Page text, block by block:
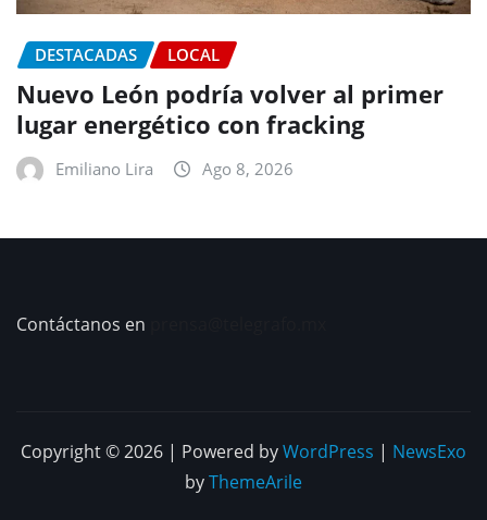
DESTACADAS LOCAL
Nuevo León podría volver al primer
lugar energético con fracking
Emiliano Lira Ago 8, 2026
Contáctanos en
Copyright © 2026 | Powered byWordPress | NewsExo
byThemeArile